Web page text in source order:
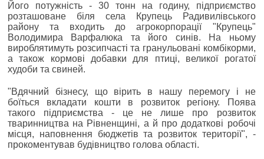
Його потужність - 30 тонн на годину, підприємство
розташоване біля села Крупець Радивилівського
району та входить до агрокорпорації "Крупець"
Володимира Варфалюка та його синів. На ньому
вироблятимуть розсипчасті та гранульовані комбікорми,
а також кормові добавки для птиці, великої рогатої
худоби та свиней.
"Вдячний бізнесу, що вірить в нашу перемогу і не
боїться вкладати кошти в розвиток регіону. Поява
такого підприємства - це не лише про розвиток
тваринництва на Рівненщині, а й про додаткові робочі
місця, наповнення бюджетів та розвиток території", -
прокоментував будівництво голова області.